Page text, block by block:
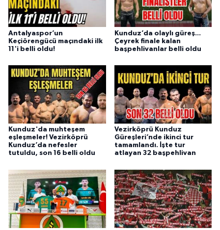
Antalyaspor’un
Keçiörengücü maçındaki ilk
11'i belli oldu!
Kunduz’da olaylı güreş...
Çeyrek finale kalan
başpehlivanlar belli oldu
Kunduz'da muhteşem
eşleşmeler! Vezirköprü
Kunduz’da nefesler
tutuldu, son 16 belli oldu
Vezirköprü Kunduz
Güreşleri’nde ikinci tur
tamamlandı. İşte tur
atlayan 32 başpehlivan